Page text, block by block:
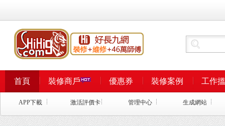
首頁 裝修商戶 優惠券 裝修案例 工作
APP下載 激活評價卡 管理中心 生成網站